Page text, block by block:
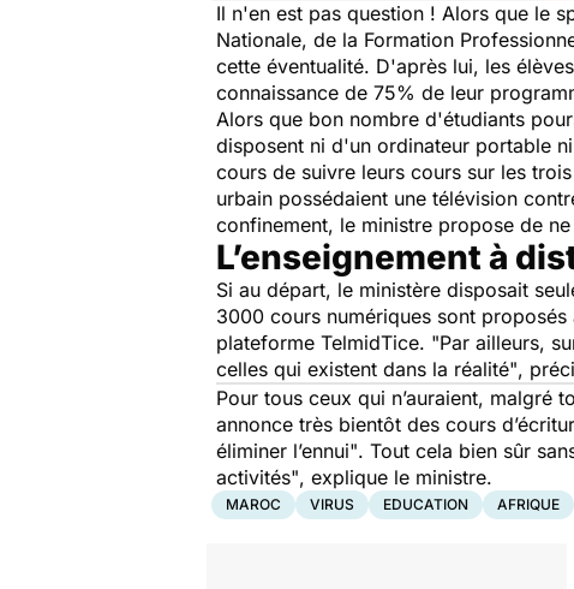
Il n'en est pas question ! Alors que le
Nationale, de la Formation
cette éventualité. D'après lui, les
connaissance de 75% de leur
Alors que bon nombre d'étudiants
disposent ni d'un ordinateur portable
cours de suivre leurs cours sur les
urbain possédaient une télévision
confinement, le ministre propose de
L’enseignement à
Si au départ, le ministère disposait
3000 cours numériques sont
plateforme TelmidTice. "Par ailleurs,
celles qui existent dans la réalité",
Pour tous ceux qui n’auraient, malgré
annonce très bientôt des cours
éliminer l’ennui". Tout cela bien sûr
activités", explique le ministre.
MAROC VIRUS EDUCATION AFRIQUE